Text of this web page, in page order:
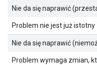
Nie da się naprawić
Problem nie jest już
Nie da się naprawić
Problem wymaga zmian,